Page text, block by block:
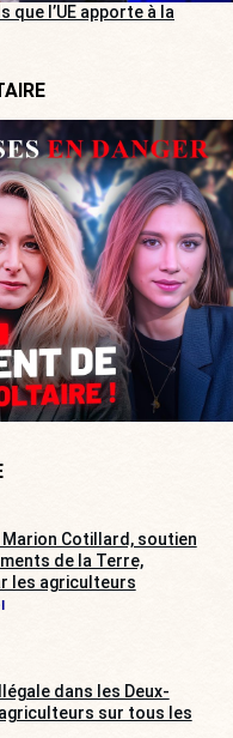
que l’UE apporte à la
Cotillard, soutien
de la Terre,
les agriculteurs
dans les Deux-
sur tous les